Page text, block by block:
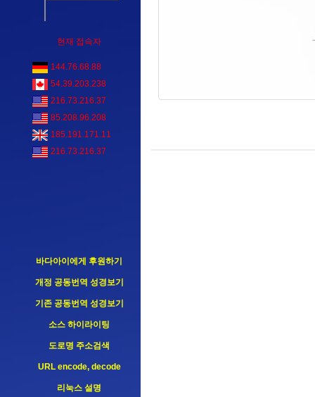
현재 접속자
144.76.68.88
54.39.203.238
216.73.216.37
85.208.96.208
185.191.171.11
216.73.216.37
바다아이에게 후원하기
개정 공동번역 성경보기
기존 공동번역 성경보기
소스 하이라이팅
도로명 주소검색
URL encode, decode
리눅스 설명